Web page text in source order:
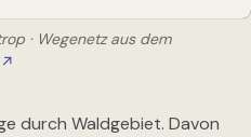
· Wegenetz aus dem
durch Waldgebiet. Davon